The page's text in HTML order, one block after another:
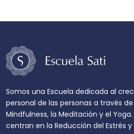
Somos una Escuela dedicada al
personal de las personas a través
Mindfulness, la Meditación y el
centran en la Reducción del Estrés y